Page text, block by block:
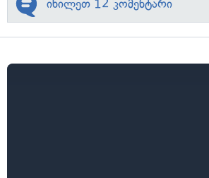
იხილეთ 12 კომენტარი